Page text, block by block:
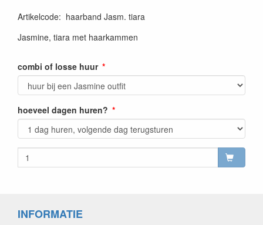
Artikelcode: haarband Jasm. tiara
Jasmine, tiara met haarkammen
combi of losse huur
hoeveel dagen huren?
INFORMATIE